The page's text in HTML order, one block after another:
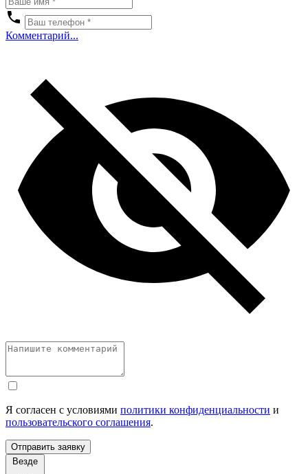
Комментарий...
Я согласен с условиями политики конфиденциальности и
пользовательского соглашения.
Отправить заявку
Везде